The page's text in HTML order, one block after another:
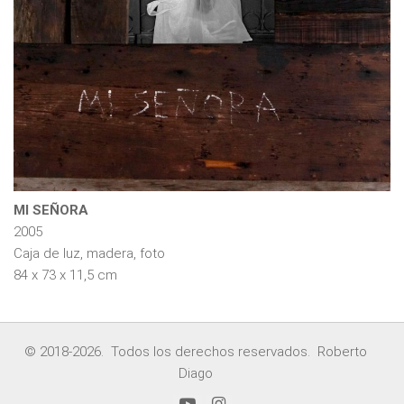
MI SEÑORA
2005
Caja de luz, madera, foto
84 x 73 x 11,5 cm
© 2018-2026. Todos los derechos reservados. Roberto
Diago